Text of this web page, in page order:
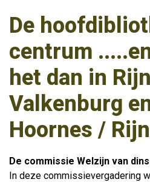
De
centrum
het dan in
Valkenburg
Hoornes /
De commissie Welzijn van
In deze commissievergadering